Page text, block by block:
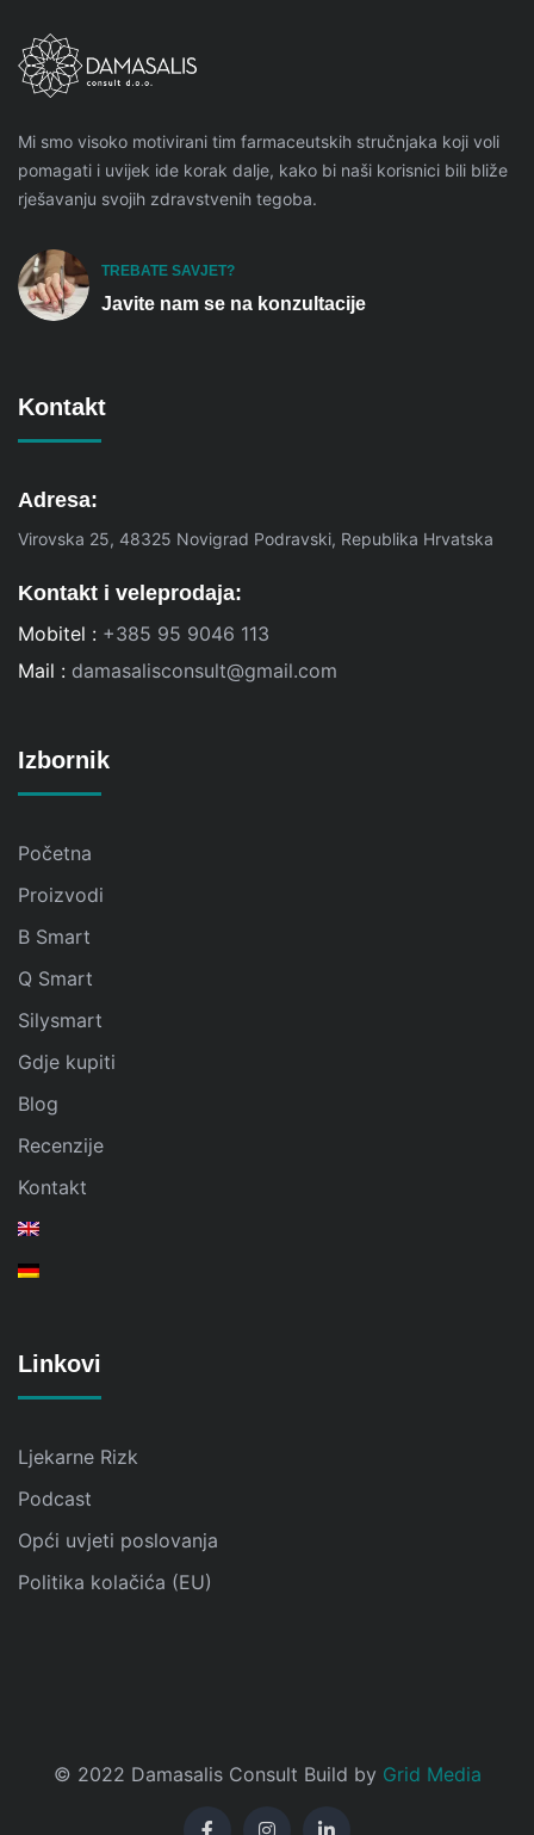
Mi smo visoko motivirani tim farmaceutskih stručnjaka koji voli
pomagati i uvijek ide korak dalje, kako bi naši korisnici bili bliže
rješavanju svojih zdravstvenih tegoba.
TREBATE SAVJET?
Javite nam se na konzultacije
Kontakt
Adresa:
Virovska 25, 48325 Novigrad Podravski, Republika Hrvatska
Kontakt i veleprodaja:
Mobitel : +385 95 9046 113
Mail : damasalisconsult@gmail.com
Izbornik
Početna
Proizvodi
B Smart
Q Smart
Silysmart
Gdje kupiti
Blog
Recenzije
Kontakt
Linkovi
Ljekarne Rizk
Podcast
Opći uvjeti poslovanja
Politika kolačića (EU)
© 2022 Damasalis Consult Build by Grid Media